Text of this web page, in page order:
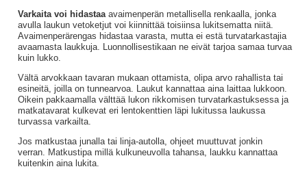
Varkaita voi hidastaaavaimenperän metallisella renkaalla, jonka
avulla laukun vetoketjut voi kiinnittää toisiinsa lukitsematta niitä.
Avaimenperärengas hidastaa varasta, mutta ei estä turvatarkastajia
avaamasta laukkuja. Luonnollisestikaan ne eivät tarjoa samaa turvaa
kuin lukko.
Vältä arvokkaan tavaran mukaan ottamista, olipa arvo rahallista tai
esineitä, joilla on tunnearvoa. Laukut kannattaa aina laittaa lukkoon.
Oikein pakkaamalla välttää lukon rikkomisen turvatarkastuksessa ja
matkatavarat kulkevat eri lentokenttien läpi lukitussa laukussa
turvassa varkailta.
Jos matkustaa junalla tai linja-autolla, ohjeet muuttuvat jonkin
verran. Matkustipa millä kulkuneuvolla tahansa, laukku kannattaa
kuitenkin aina lukita.